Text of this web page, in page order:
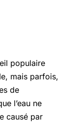
populaire
mais parfois,
de
l’eau ne
causé par